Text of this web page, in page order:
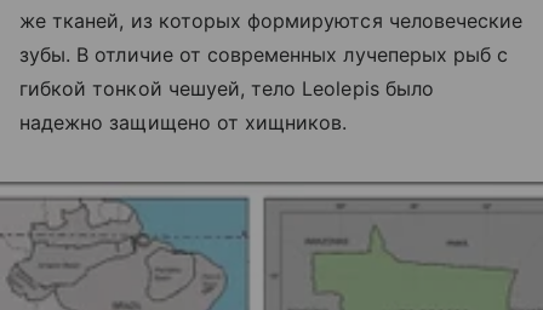
же тканей, из которых формируются человеческие
зубы. В отличие от современных лучеперых рыб с
гибкой тонкой чешуей, тело Leolepis было
надежно защищено от хищников.